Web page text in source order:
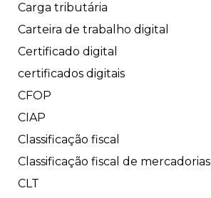
Carga tributária
Carteira de trabalho digital
Certificado digital
certificados digitais
CFOP
CIAP
Classificação fiscal
Classificação fiscal de mercadorias
CLT